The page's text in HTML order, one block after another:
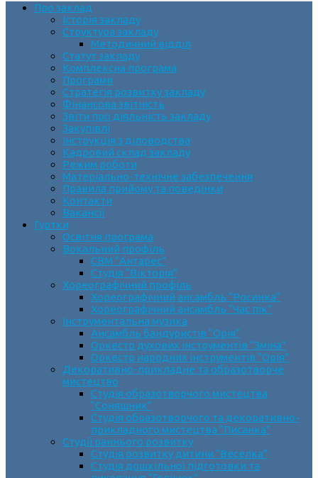
Про заклад
Історія закладу
Структура закладу
Методичний відділ
Статут закладу
Комплексна програма
Програми
Стратегія розвитку закладу
Фінансова звітність
Звіти про діяльність закладу
Закупівлі
Інструкція з діловодства
Кадровий склад закладу
Режим роботи
Матеріально-технічне забезпечення
Правила прийому та поведінки
Контакти
Вакансії
Гуртки
Освітня програма
Вокальний профіль
СВМ “Антарес”
Студія “Вікторія”
Хореографічний профіль
Хореографічний ансамбль “Росинка”
Хореографічний ансамбль “Час пік”
Інструментальна музика
Ансамбль бандуристів “Орія”
Оркестр духових інструментів “Зміна”
Оркестр народних інструментів “Орія”
Декоративно-прикладне та образотворче
мистецтво
Cтудія образотворчого мистецтва
“Соняшник”
Студія образотворчого та декоративно-
прикладного мистецтва “Писанка”
Студії раннього розвитку
Студія розвитку дитини “Веселка”
Студія дошкільної підготовки та